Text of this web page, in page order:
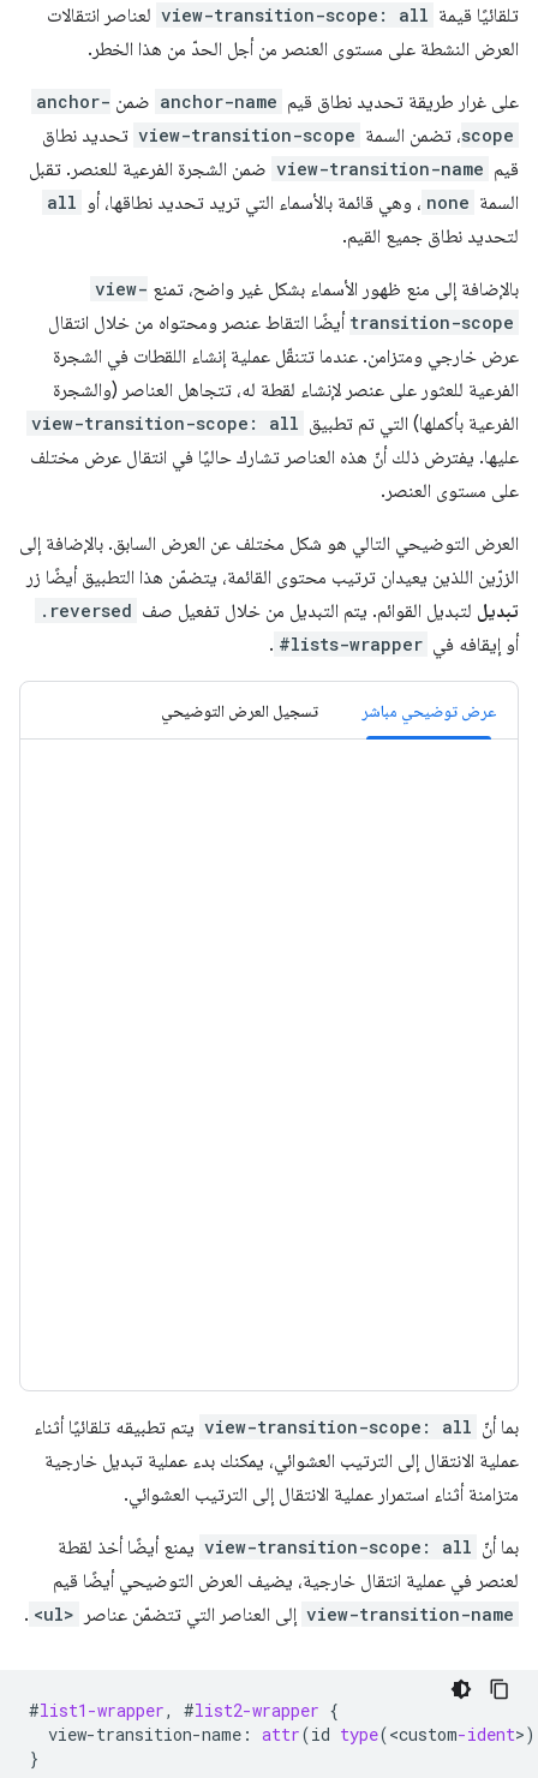
تلقائيًا قيمة view-transition-scope: all لعناصر انتقالات
العرض النشطة على مستوى العنصر من أجل الحدّ من هذا الخطر.
على غرار طريقة تحديد نطاق قيم anchor-name ضمن anchor-
scope، تضمن السمة view-transition-scope تحديد نطاق
قيم view-transition-name ضمن الشجرة الفرعية للعنصر. تقبل
السمة none ، وهي قائمة بالأسماء التي تريد تحديد نطاقها، أو all
لتحديد نطاق جميع القيم.
بالإضافة إلى منع ظهور الأسماء بشكل غير واضح، تمنع view-
transition-scope أيضًا التقاط عنصر ومحتواه من خلال انتقال
عرض خارجي ومتزامن. عندما تتنقّل عملية إنشاء اللقطات في الشجرة
الفرعية للعثور على عنصر لإنشاء لقطة له، تتجاهل العناصر (والشجرة
الفرعية بأكملها) التي تم تطبيق view-transition-scope: all
عليها. يفترض ذلك أنّ هذه العناصر تشارك حاليًا في انتقال عرض مختلف
على مستوى العنصر.
العرض التوضيحي التالي هو شكل مختلف عن العرض السابق. بالإضافة إلى
الزرّين اللذين يعيدان ترتيب محتوى القائمة، يتضمّن هذا التطبيق أيضًا زر
تبديل لتبديل القوائم. يتم التبديل من خلال تفعيل صف .reversed
أو إيقافه في #lists-wrapper
.
عرض توضيحي مباشر تسجيل العرض التوضيحي
بما أنّ view-transition-scope: all يتم تطبيقه تلقائيًا أثناء
عملية الانتقال إلى الترتيب العشوائي، يمكنك بدء عملية تبديل خارجية
متزامنة أثناء استمرار عملية الانتقال إلى الترتيب العشوائي.
بما أنّ view-transition-scope: all يمنع أيضًا أخذ لقطة
لعنصر في عملية انتقال خارجية، يضيف العرض التوضيحي أيضًا قيم
view-transition-name إلى العناصر التي تتضمّن عناصر <ul>
.
#list1-wrapper, #list2-wrapper {
view-transition-name : attr(id type(<custom-ident>
}